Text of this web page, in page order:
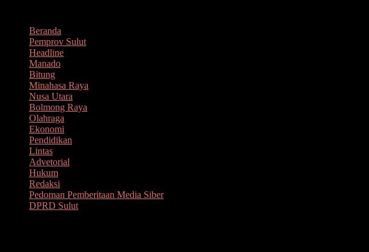
kontenBeranda
Pemprov Sulut
Headline
Manado
Bitung
Minahasa Raya
Nusa Utara
Bolmong Raya
Olahraga
Ekonomi
Pendidikan
Lintas
Advetorial
Hukum
Redaksi
Pedoman Pemberitaan Media Siber
DPRD Sulut